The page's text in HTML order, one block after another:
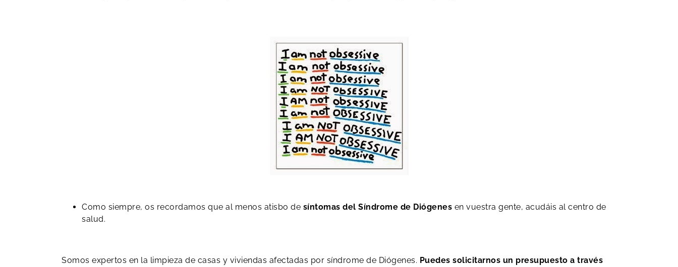
Como siempre, os recordamos que al menos atisbo de síntomas del Síndrome de Diógenes en vuestra gente, acudáis al centro de
salud.
Somos expertos en la limpieza de casas y viviendas afectadas por síndrome de Diógenes. Puedes solicitarnos un presupuesto a través